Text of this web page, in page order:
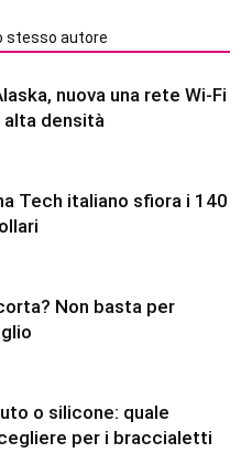
stesso autore
nuova una rete Wi-Fi
alta densità
Tech italiano sfiora i 140
Non basta per
o silicone: quale
per i braccialetti